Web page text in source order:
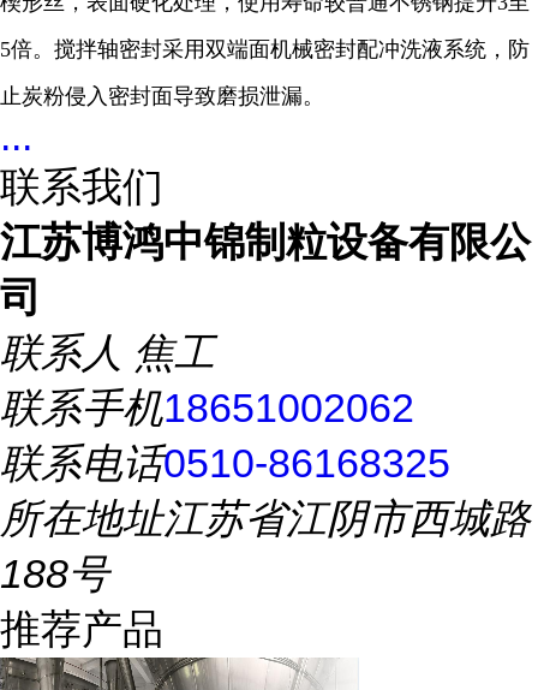
5倍。搅拌轴密封采用双端面机械密封配冲洗液系统，防
止炭粉侵入密封面导致磨损泄漏。
...
联系我们
江苏博鸿中锦制粒设备有限公
司
联系人 焦工
联系手机18651002062
联系电话0510-86168325
所在地址江苏省江阴市西城路
188号
推荐产品